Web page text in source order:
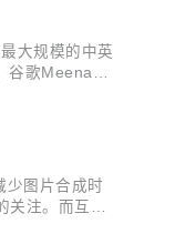
大规模的中英
谷歌Meena和
少图片合成时
注。而互联